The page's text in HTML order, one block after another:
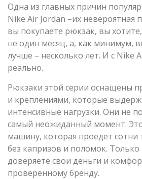
Одна из главных причин
Nike Air Jordan –их невероятная
вы покупаете рюкзак, вы
не один месяц, а, как минимум,
лучше – несколько лет. И с Nike
реально.
Рюкзаки этой серии оснащены
и креплениями, которые
интенсивные нагрузки. Они не
самый неожиданный момент.
машину, которая проедет сотни
без капризов и поломок. Только
доверяете свои деньги и
проверенному бренду.